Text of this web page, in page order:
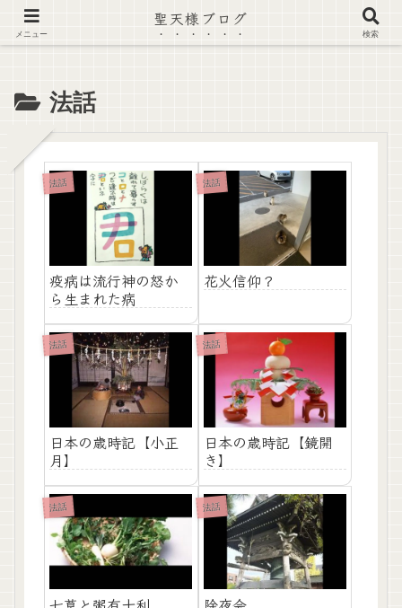
【注意喚起】偽サイト及び偽情報に注意 ▶確認する◀
法話
法話
疫病は流行神の怒か
ら生まれた病
法話
花火信仰？
法話
日本の歳時記【小正
月】
法話
日本の歳時記【鏡開
き】
法話 法話
メニュー
聖天様ブログ
検索